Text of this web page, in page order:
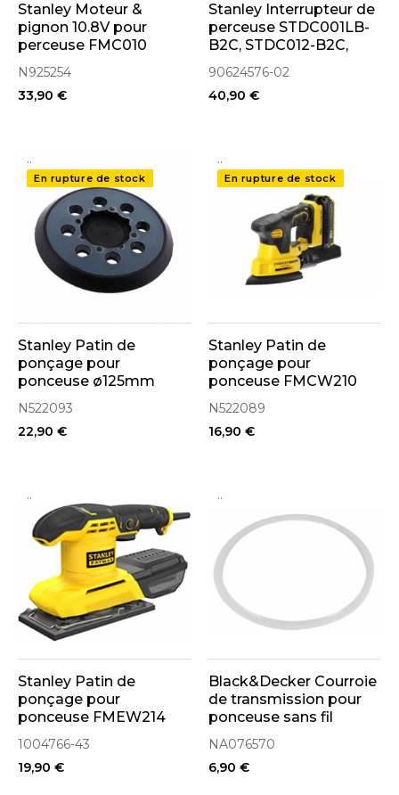
Stanley Moteur &
pignon 10.8V pour
perceuse FMC010
(90556416 - N925254)
N925254
33,90 €
Stanley Interrupteur de
perceuse STDC001LB-
B2C, STDC012-B2C,
STDC012-B3
(90624576-02)
90624576-02
40,90 €
..
En rupture de stock
Stanley Patin de
ponçage pour
ponceuse ø125mm
BDCROS18, FMCW220,
SFMCW220 (N522093)
N522093
22,90 €
..
En rupture de stock
Stanley Patin de
ponçage pour
ponceuse FMCW210
(N522089)
N522089
16,90 €
..
Stanley Patin de
ponçage pour
ponceuse FMEW214
(1004766-43)
1004766-43
19,90 €
..
Black&Decker Courroie
de transmission pour
ponceuse sans fil
CMCW220B,
BDCRO20C,
PCCW205B (90638222
NA076570
6,90 €